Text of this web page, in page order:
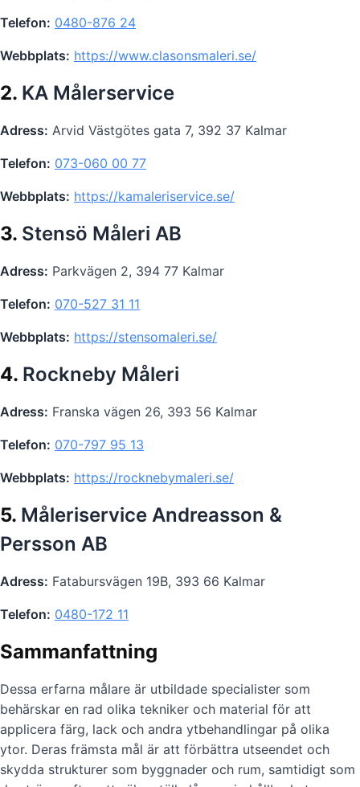
Telefon: 0480-876 24
Webbplats: https://www.clasonsmaleri.se/
2. KA Målerservice
Adress: Arvid Västgötes gata 7, 392 37 Kalmar
Telefon: 073-060 00 77
Webbplats: https://kamaleriservice.se/
3. Stensö Måleri AB
Adress: Parkvägen 2, 394 77 Kalmar
Telefon: 070-527 31 11
Webbplats: https://stensomaleri.se/
4. Rockneby Måleri
Adress: Franska vägen 26, 393 56 Kalmar
Telefon: 070-797 95 13
Webbplats: https://rocknebymaleri.se/
5. Måleriservice Andreasson &
Persson AB
Adress: Fatabursvägen 19B, 393 66 Kalmar
Telefon: 0480-172 11
Sammanfattning
Dessa erfarna målare är utbildade specialister som
behärskar en rad olika tekniker och material för att
applicera färg, lack och andra ytbehandlingar på olika
ytor. Deras främsta mål är att förbättra utseendet och
skydda strukturer som byggnader och rum, samtidigt som